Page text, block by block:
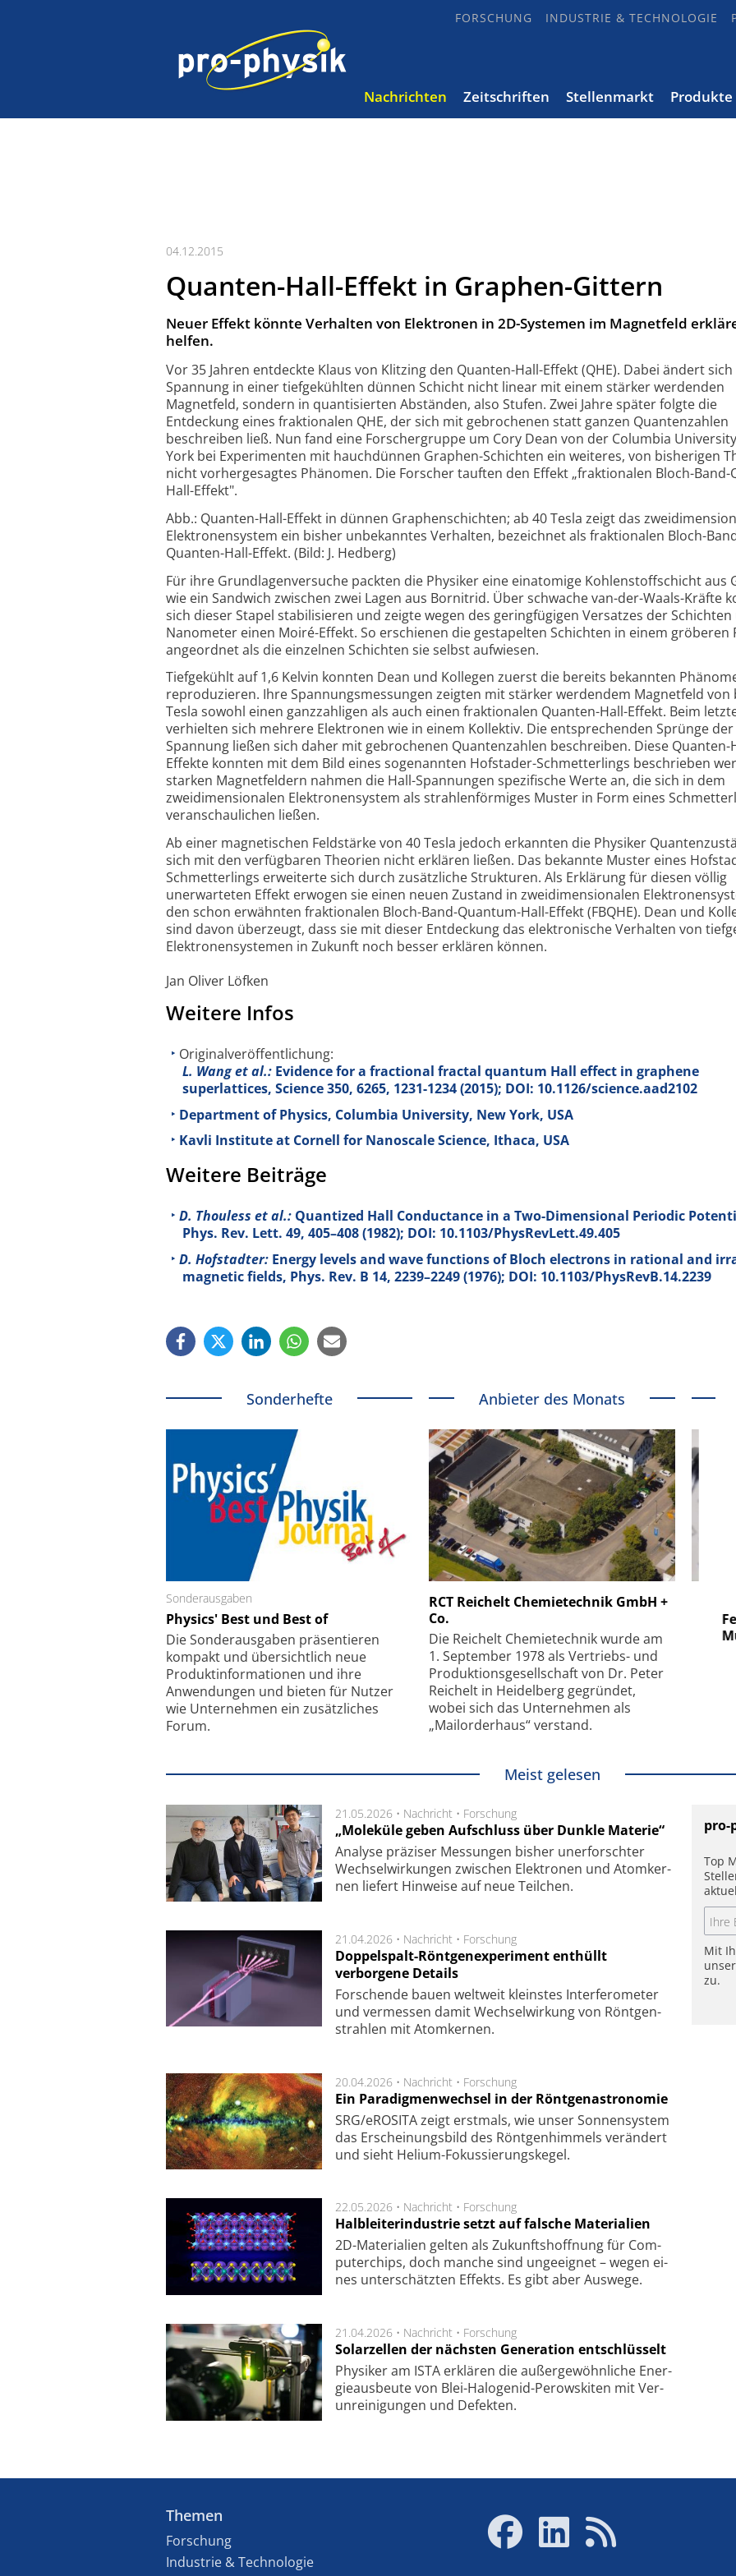
FORSCHUNG INDUSTRIE & TECHNOLOGIE
Nachrichten Zeitschriften Stellenmarkt Produkte
04.12.2015
Quanten-Hall-Effekt in Graphen-Gittern
Neuer Effekt könnte Verhalten von Elektronen in 2D-Systemen im Magnetfeld
helfen.
Vor 35 Jahren entdeckte Klaus von Klitzing den Quanten-Hall-Effekt (QHE). Dabei ändert
Spannung in einer tiefgekühlten dünnen Schicht nicht linear mit einem stärker werdenden
Magnetfeld, sondern in quantisierten Abständen, also Stufen. Zwei Jahre später folgte die
Entdeckung eines fraktionalen QHE, der sich mit gebrochenen statt ganzen Quantenzahlen
beschreiben ließ. Nun fand eine Forschergruppe um Cory Dean von der Columbia
York bei Experimenten mit hauchdünnen Graphen-Schichten ein weiteres, von bisherigen
nicht vorhergesagtes Phänomen. Die Forscher tauften den Effekt „fraktionalen Bloch-Band-
Hall-Effekt".
Abb.: Quanten-Hall-Effekt in dünnen Graphenschichten; ab 40 Tesla zeigt das
Elektronensystem ein bisher unbekanntes Verhalten, bezeichnet als fraktionalen Bloch-
Quanten-Hall-Effekt. (Bild: J. Hedberg)
Für ihre Grundlagenversuche packten die Physiker eine einatomige Kohlenstoffschicht aus
wie ein Sandwich zwischen zwei Lagen aus Bornitrid. Über schwache van-der-Waals-Kräfte
sich dieser Stapel stabilisieren und zeigte wegen des geringfügigen Versatzes der Schichten
Nanometer einen Moiré-Effekt. So erschienen die gestapelten Schichten in einem gröberen
angeordnet als die einzelnen Schichten sie selbst aufwiesen.
Tiefgekühlt auf 1,6 Kelvin konnten Dean und Kollegen zuerst die bereits bekannten
reproduzieren. Ihre Spannungsmessungen zeigten mit stärker werdendem Magnetfeld von
Tesla sowohl einen ganzzahligen als auch einen fraktionalen Quanten-Hall-Effekt. Beim
verhielten sich mehrere Elektronen wie in einem Kollektiv. Die entsprechenden Sprünge der
Spannung ließen sich daher mit gebrochenen Quantenzahlen beschreiben. Diese Quanten-
Effekte konnten mit dem Bild eines sogenannten Hofstader-Schmetterlings beschrieben
starken Magnetfeldern nahmen die Hall-Spannungen spezifische Werte an, die sich in dem
zweidimensionalen Elektronensystem als strahlenförmiges Muster in Form eines
veranschaulichen ließen.
Ab einer magnetischen Feldstärke von 40 Tesla jedoch erkannten die Physiker
sich mit den verfügbaren Theorien nicht erklären ließen. Das bekannte Muster eines
Schmetterlings erweiterte sich durch zusätzliche Strukturen. Als Erklärung für diesen völlig
unerwarteten Effekt erwogen sie einen neuen Zustand in zweidimensionalen
den schon erwähnten fraktionalen Bloch-Band-Quantum-Hall-Effekt (FBQHE). Dean und
sind davon überzeugt, dass sie mit dieser Entdeckung das elektronische Verhalten von
Elektronensystemen in Zukunft noch besser erklären können.
Jan Oliver Löfken
Weitere Infos
Originalveröffentlichung:
L. Wang et al.: Evidence for a fractional fractal quantum Hall effect in graphene
superlattices, Science350, 6265, 1231-1234 (2015); DOI: 10.1126/science.aad2102
Department of Physics, Columbia University, New York, USA
Kavli Institute at Cornell for Nanoscale Science, Ithaca, USA
Weitere Beiträge
D. Thouless et al.: Quantized Hall Conductance in a Two-Dimensional Periodic
Phys. Rev. Lett. 49, 405–408 (1982); DOI: 10.1103/PhysRevLett.49.405
D. Hofstadter: Energy levels and wave functions of Bloch electrons in rational and
magnetic fields, Phys. Rev. B 14, 2239–2249 (1976); DOI: 10.1103/PhysRevB.14.2239
Sonderhefte
Sonderausgaben
Physics' Best und Best of
Die Sonder­ausgaben präsentieren
kompakt und übersichtlich neue
Produkt­informationen und ihre
Anwendungen und bieten für Nutzer
wie Unternehmen ein zusätzliches
Forum.
Anbieter des Monats
RCT Reichelt Chemietechnik GmbH +
Co.
Die Reichelt Chemietechnik wurde am
1. September 1978 als Vertriebs- und
Produktionsgesellschaft von Dr. Peter
Reichelt in Heidelberg gegründet,
wobei sich das Unternehmen als
„Mailorderhaus“ verstand.
Faserkoppler mit Super-
Feinfokussierungsmechanismus
SmarAct GmbH
kleinstem Raum
Meist gelesen
21.05.2026 • Nachricht • Forschung
„Moleküle geben Aufschluss über Dunkle Materie“
Analyse prä­zi­ser Mes­sung­en bis­her un­er­for­schter
Wech­sel­wir­kung­en zwi­schen Elek­tro­nen und Atom­ker­
nen lie­fert Hin­wei­se auf neue Teil­chen.
21.04.2026 • Nachricht • Forschung
Doppelspalt-Röntgenexperiment enthüllt
verborgene Details
For­schen­de bau­en welt­weit kleins­tes In­ter­fe­ro­me­ter
und ver­mes­sen da­mit Wech­sel­wir­kung von Rönt­gen­
strah­len mit Atom­ker­nen.
20.04.2026 • Nachricht • Forschung
Ein Paradigmenwechsel in der Röntgenastronomie
SRG/eROSITA zeigt erst­mals, wie unser Son­nen­sys­tem
das Er­schei­nungs­bild des Rönt­gen­him­mels ver­än­dert
und sieht Helium-Fokus­sie­rungs­ke­gel.
22.05.2026 • Nachricht • Forschung
Halbleiterindustrie setzt auf falsche Materialien
2D-Mate­ri­a­li­en gel­ten als Zu­kunfts­hoff­nung für Com­
pu­ter­chips, doch man­che sind un­ge­eig­net – we­gen ei­
nes un­ter­schätz­ten Ef­fekts. Es gibt aber Aus­we­ge.
21.04.2026 • Nachricht • Forschung
Solarzellen der nächsten Generation entschlüsselt
Physiker am ISTA er­klä­ren die außer­ge­wöhn­li­che Ener­
gie­aus­beu­te von Blei-Halo­ge­nid-Perows­ki­ten mit Ver­
unrei­ni­gung­en und De­fek­ten.
pro-
Top
Mit
zu.
Themen
Forschung
Industrie & Technologie